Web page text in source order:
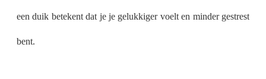
een duik betekent dat je je gelukkiger voelt en minder gestrest
bent.